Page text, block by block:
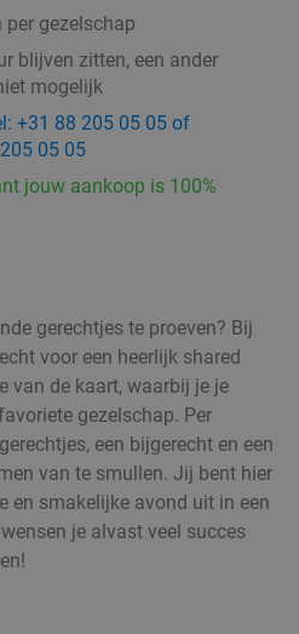
van de chef + amuse
€108
€85
31%
broodje afhalen in
9.0
gezelschap
blijven zitten, een ander
mogelijk
+31 88 205 05 05 of
05 05
jouw aankoop is 100%
gerechtjes te proeven? Bij
voor een heerlijk shared
van de kaart, waarbij je je
gezelschap. Per
een bijgerecht en een
van te smullen. Jij bent hier
en smakelijke avond uit in een
je alvast veel succes